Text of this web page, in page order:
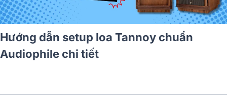
Loa Tannoy Cổ: Biểu Tượng Âm Thanh
Anh Quốc